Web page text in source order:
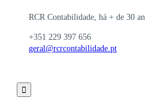
RCR Contabilidade, há + de 30
+351 229 397 656
geral@rcrcontabilidade.pt
